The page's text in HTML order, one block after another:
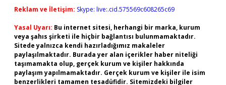
Reklam ve İletişim: Skype: live:.cid.575569c608265c69
Yasal Uyarı: Bu internet sitesi, herhangi bir marka, kurum
veya şahıs şirketi ile hiçbir bağlantısı bulunmamaktadır.
Sitede yalnızca kendi hazırladığımız makaleler
paylaşılmaktadır. Burada yer alan içerikler haber niteliği
taşımamakta olup, gerçek kurum ve kişiler hakkında
paylaşım yapılmamaktadır. Gerçek kurum ve kişiler ile isim
benzerlikleri tamamen tesadüfidir. Sitemizdeki bilgiler